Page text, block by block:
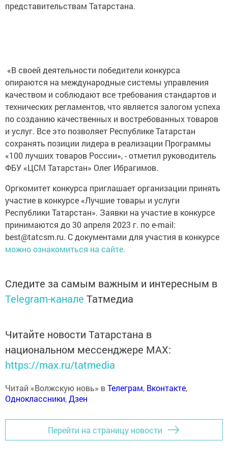
представительствам Татарстана.
«В своей деятельности победители конкурса
опираются на международные системы управления
качеством и соблюдают все требования стандартов и
технических регламентов, что является залогом успеха
по созданию качественных и востребованных товаров
и услуг. Все это позволяет Республике Татарстан
сохранять позиции лидера в реализации Программы
«100 лучших товаров России», - отметил руководитель
ФБУ «ЦСМ Татарстан» Олег Ибрагимов.
Оргкомитет конкурса приглашает организации принять
участие в конкурсе «Лучшие товары и услуги
Республики Татарстан». Заявки на участие в конкурсе
принимаются до 30 апреля 2023 г. по e-mail:
best@tatcsm.ru. С документами для участия в конкурсе
можно ознакомиться на сайте.
Следите за самым важным и интересным в
Telegram-канале Татмедиа
Читайте новости Татарстана в
национальном мессенджере MАХ:
https://max.ru/tatmedia
Читай «Волжскую новь» вТелеграм, Вконтакте,
Одноклассники,Дзен
Перейти на страницу новости